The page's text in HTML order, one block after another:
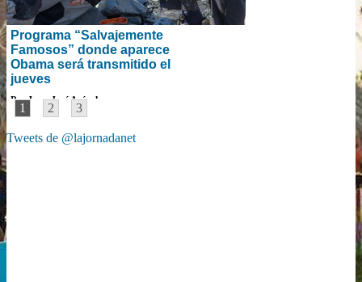
Programa “Salvajemente
Famosos” donde aparece
Obama será transmitido el
jueves
Por Juan José Arévalo
1 2 3
Tweets de @lajornadanet